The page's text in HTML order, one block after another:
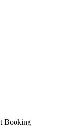
Booking